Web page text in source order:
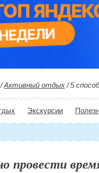
/Активный отдых /5
Экскурсии
провести